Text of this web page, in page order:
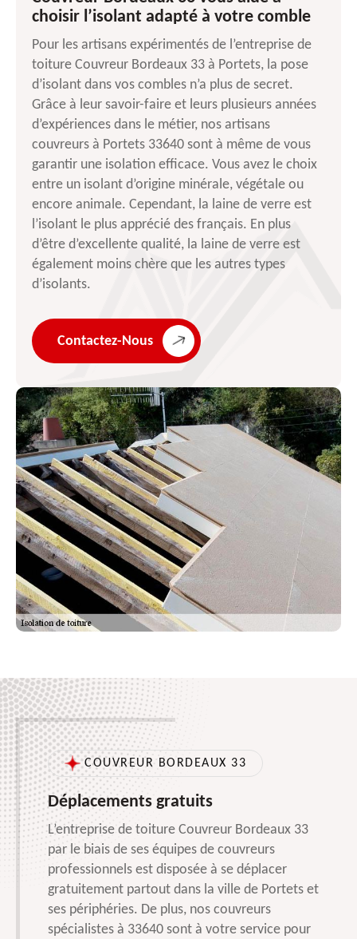
choisir l’isolant adapté à votre comble
Pour les artisans expérimentés de l’entreprise de
toiture Couvreur Bordeaux 33 à Portets, la pose
d’isolant dans vos combles n’a plus de secret.
Grâce à leur savoir-faire et leurs plusieurs années
d’expériences dans le métier, nos artisans
couvreurs à Portets 33640 sont à même de vous
garantir une isolation efficace. Vous avez le choix
entre un isolant d’origine minérale, végétale ou
encore animale. Cependant, la laine de verre est
l’isolant le plus apprécié des français. En plus
d’être d’excellente qualité, la laine de verre est
également moins chère que les autres types
d’isolants.
Contactez-Nous
COUVREUR BORDEAUX 33
Déplacements gratuits
L’entreprise de toiture Couvreur Bordeaux 33
par le biais de ses équipes de couvreurs
professionnels est disposée à se déplacer
gratuitement partout dans la ville de Portets et
ses périphéries. De plus, nos couvreurs
spécialistes à 33640 sont à votre service pour